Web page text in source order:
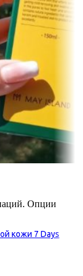
Опции
кожи 7 Days